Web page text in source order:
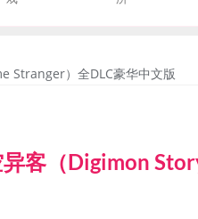
异客（Digimon